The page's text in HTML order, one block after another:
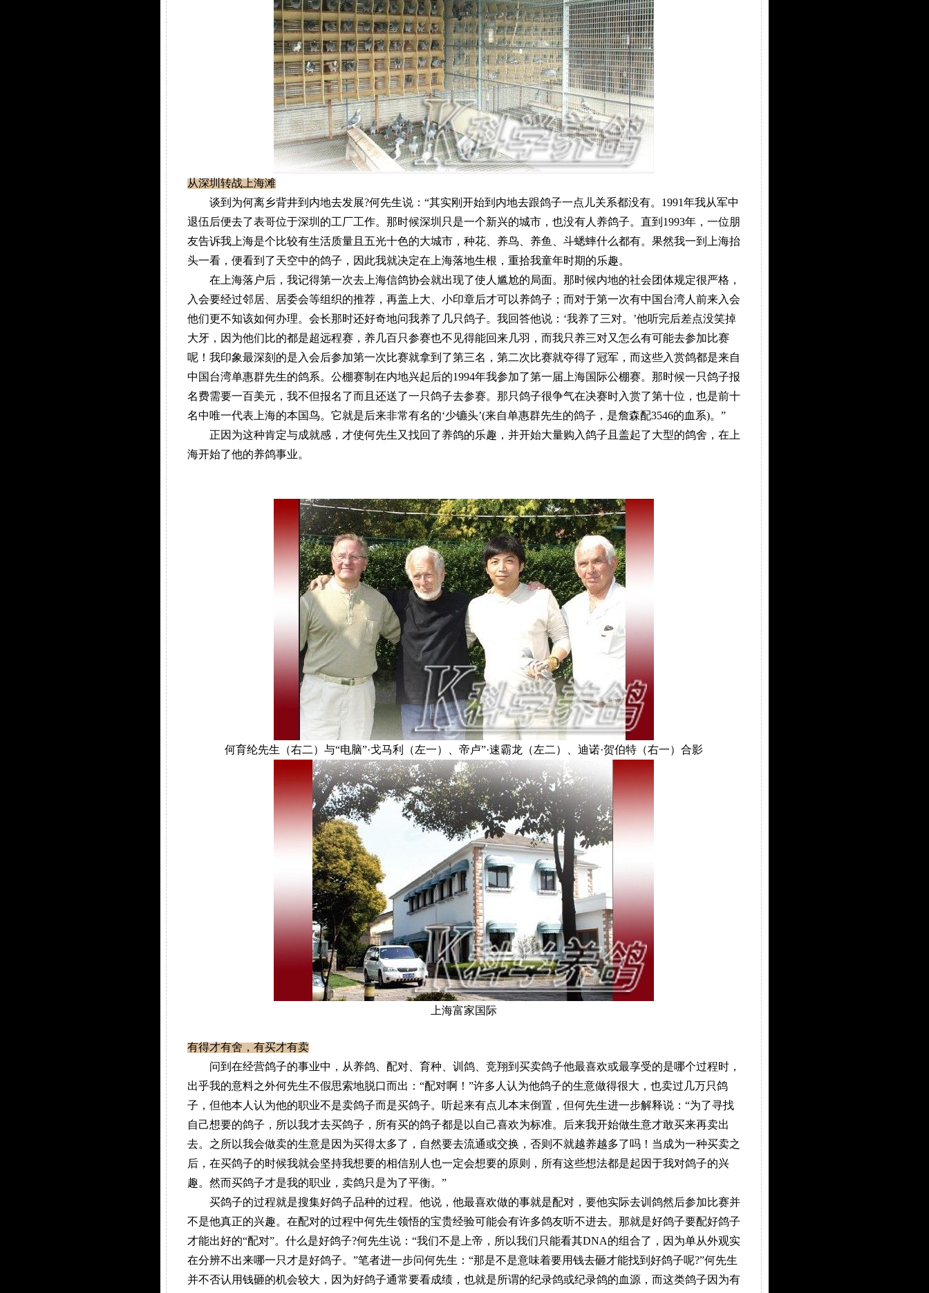
从深圳转战上海滩
谈到为何离乡背井到内地去发展?何先生说：“其实刚开始到内地去跟鸽子一点儿关系都没有。1991年我从军中
退伍后便去了表哥位于深圳的工厂工作。那时候深圳只是一个新兴的城市，也没有人养鸽子。直到1993年，一位朋
友告诉我上海是个比较有生活质量且五光十色的大城市，种花、养鸟、养鱼、斗蟋蟀什么都有。果然我一到上海抬
头一看，便看到了天空中的鸽子，因此我就决定在上海落地生根，重拾我童年时期的乐趣。
在上海落户后，我记得第一次去上海信鸽协会就出现了使人尴尬的局面。那时候内地的社会团体规定很严格，
入会要经过邻居、居委会等组织的推荐，再盖上大、小印章后才可以养鸽子；而对于第一次有中国台湾人前来入会
他们更不知该如何办理。会长那时还好奇地问我养了几只鸽子。我回答他说：‘我养了三对。’他听完后差点没笑掉
大牙，因为他们比的都是超远程赛，养几百只参赛也不见得能回来几羽，而我只养三对又怎么有可能去参加比赛
呢！我印象最深刻的是入会后参加第一次比赛就拿到了第三名，第二次比赛就夺得了冠军，而这些入赏鸽都是来自
中国台湾单惠群先生的鸽系。公棚赛制在内地兴起后的1994年我参加了第一届上海国际公棚赛。那时候一只鸽子报
名费需要一百美元，我不但报名了而且还送了一只鸽子去参赛。那只鸽子很争气在决赛时入赏了第十位，也是前十
名中唯一代表上海的本国鸟。它就是后来非常有名的‘少镳头’(来自单惠群先生的鸽子，是詹森配3546的血系)。”
正因为这种肯定与成就感，才使何先生又找回了养鸽的乐趣，并开始大量购入鸽子且盖起了大型的鸽舍，在上
海开始了他的养鸽事业。
何育纶先生（右二）与“电脑”·戈马利（左一）、帝卢”·速霸龙（左二）、迪诺·贺伯特（右一）合影
上海富家国际
有得才有舍，有买才有卖
问到在经营鸽子的事业中，从养鸽、配对、育种、训鸽、竞翔到买卖鸽子他最喜欢或最享受的是哪个过程时，
出乎我的意料之外何先生不假思索地脱口而出：“配对啊！”许多人认为他鸽子的生意做得很大，也卖过几万只鸽
子，但他本人认为他的职业不是卖鸽子而是买鸽子。听起来有点儿本末倒置，但何先生进一步解释说：“为了寻找
自己想要的鸽子，所以我才去买鸽子，所有买的鸽子都是以自己喜欢为标准。后来我开始做生意才敢买来再卖出
去。之所以我会做卖的生意是因为买得太多了，自然要去流通或交换，否则不就越养越多了吗！当成为一种买卖之
后，在买鸽子的时候我就会坚持我想要的相信别人也一定会想要的原则，所有这些想法都是起因于我对鸽子的兴
趣。然而买鸽子才是我的职业，卖鸽只是为了平衡。”
买鸽子的过程就是搜集好鸽子品种的过程。他说，他最喜欢做的事就是配对，要他实际去训鸽然后参加比赛并
不是他真正的兴趣。在配对的过程中何先生领悟的宝贵经验可能会有许多鸽友听不进去。那就是好鸽子要配好鸽子
才能出好的“配对”。什么是好鸽子?何先生说：“我们不是上帝，所以我们只能看其DNA的组合了，因为单从外观实
在分辨不出来哪一只才是好鸽子。”笔者进一步问何先生：“那是不是意味着要用钱去砸才能找到好鸽子呢?”何先生
并不否认用钱砸的机会较大，因为好鸽子通常要看成绩，也就是所谓的纪录鸽或纪录鸽的血源，而这类鸽子因为有